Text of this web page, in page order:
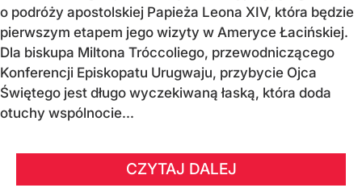
o podróży apostolskiej Papieża Leona XIV, która będzie
pierwszym etapem jego wizyty w Ameryce Łacińskiej.
Dla biskupa Miltona Tróccoliego, przewodniczącego
Konferencji Episkopatu Urugwaju, przybycie Ojca
Świętego jest długo wyczekiwaną łaską, która doda
otuchy wspólnocie...
CZYTAJ DALEJ